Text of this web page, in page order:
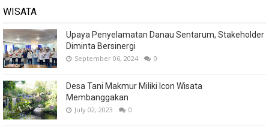
WISATA
Upaya Penyelamatan Danau Sentarum, Stakeholder
Diminta Bersinergi
September 06, 2024 0
Desa Tani Makmur Miliki Icon Wisata
Membanggakan
July 02, 2023 0